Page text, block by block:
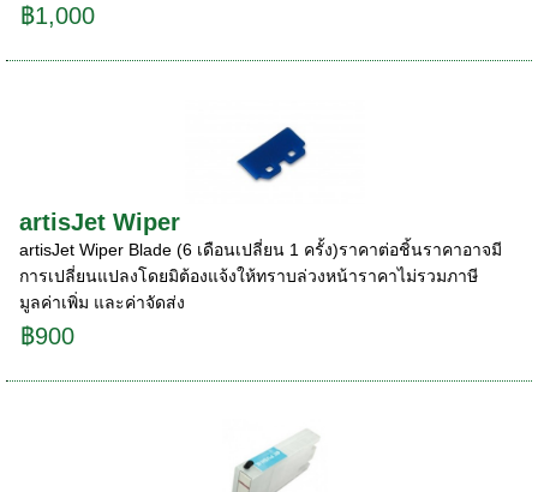
฿1,000
artisJet Wiper
artisJet Wiper Blade (6 เดือนเปลี่ยน 1 ครั้ง)ราคาต่อชิ้นราคาอาจมี
การเปลี่ยนแปลงโดยมิต้องแจ้งให้ทราบล่วงหน้าราคาไม่รวมภาษี
มูลค่าเพิ่ม และค่าจัดส่ง
฿900